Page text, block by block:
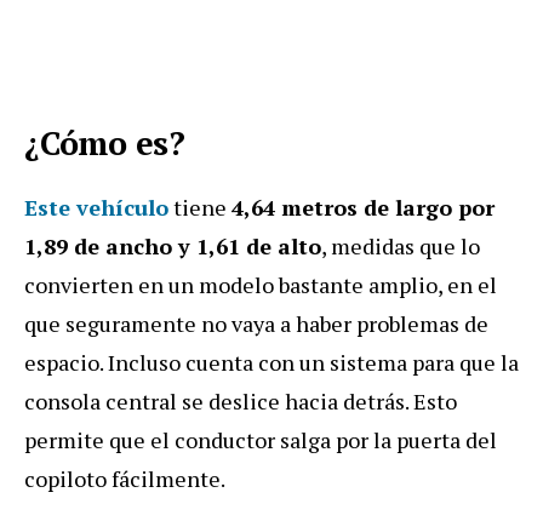
¿Cómo es?
Este vehículotiene 4,64 metros de largo por
1,89 de ancho y 1,61 de alto, medidas que lo
convierten en un modelo bastante amplio, en el
que seguramente no vaya a haber problemas de
espacio. Incluso cuenta con un sistema para que la
consola central se deslice hacia detrás. Esto
permite que el conductor salga por la puerta del
copiloto fácilmente.